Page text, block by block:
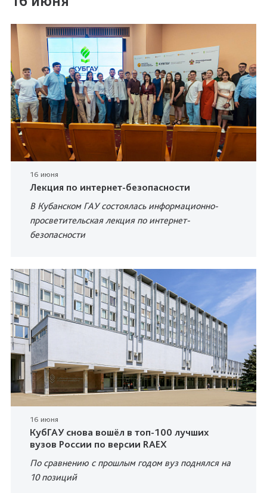
16 июня
Лекция по интернет-безопасности
В Кубанском ГАУ состоялась информационно-
просветительская лекция по интернет-
безопасности
16 июня
КубГАУ снова вошёл в топ-100 лучших
вузов России по версии RAEX
По сравнению с прошлым годом вуз поднялся на
10 позиций